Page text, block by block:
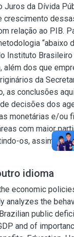
Juros da Dívida
crescimento
relação ao PIB.
“abaixo
Instituto
além dos que
da
as conclusões
decisões dos
monetárias e/ou
com maior
os, assim,
idioma
economic
analyzes the
public
and of